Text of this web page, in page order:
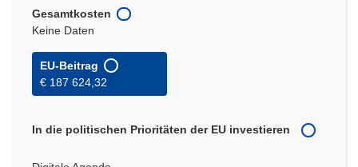
Gesamtkosten
Keine Daten
EU-Beitrag
€ 187 624,32
In die politischen Prioritäten der EU investieren